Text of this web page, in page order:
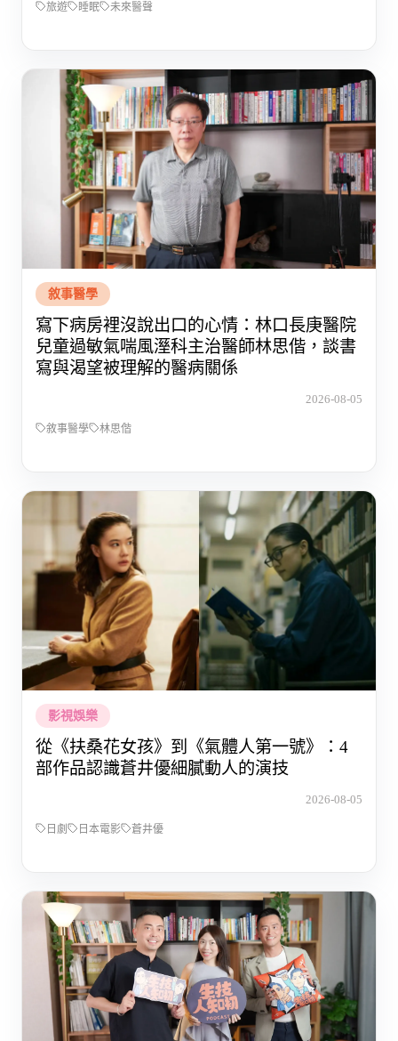
旅遊 睡眠 未來醫聲
敘事醫學
寫下病房裡沒說出口的心情：林口長庚醫院
兒童過敏氣喘風溼科主治醫師林思偕，談書
寫與渴望被理解的醫病關係
2026-08-05
敘事醫學 林思偕
影視娛樂
從《扶桑花女孩》到《氣體人第一號》：4
部作品認識蒼井優細膩動人的演技
2026-08-05
日劇 日本電影 蒼井優